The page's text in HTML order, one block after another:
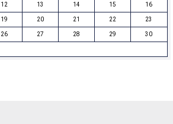
12 13 14 15 16
19 20 21 22 23
26 27 28 29 30